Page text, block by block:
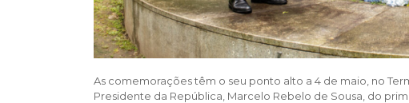
As comemorações têm o seu ponto alto a 4 de maio, no
Presidente da República, Marcelo Rebelo de Sousa, do